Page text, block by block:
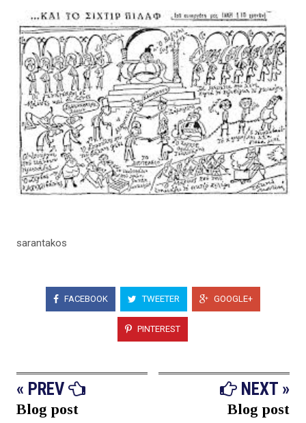
sarantakos
FACEBOOK TWEETER GOOGLE+
PINTEREST
« PREV
Blog post
NEXT »
Blog post